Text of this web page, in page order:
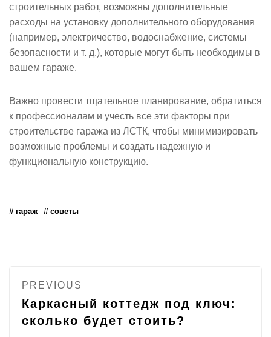
строительных работ, возможны дополнительные
расходы на установку дополнительного оборудования
(например, электричество, водоснабжение, системы
безопасности и т. д.), которые могут быть необходимы в
вашем гараже.
Важно провести тщательное планирование, обратиться
к профессионалам и учесть все эти факторы при
строительстве гаража из ЛСТК, чтобы минимизировать
возможные проблемы и создать надежную и
функциональную конструкцию.
гараж советы
PREVIOUS
Каркасный коттедж под ключ:
сколько будет стоить?